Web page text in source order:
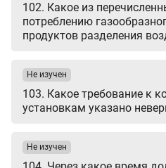
102. Какое из
потреблению
продуктов разделения
103. Какое требование к
установкам указано
Не изучен
Не изучен